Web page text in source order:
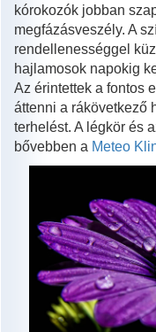
kórokozók jobban
megfázásveszély. A
rendellenességgel
hajlamosok napokig
Az érintettek a fontos
áttenni a rákövetkező
terhelést. A légkör és
bővebben a Meteo